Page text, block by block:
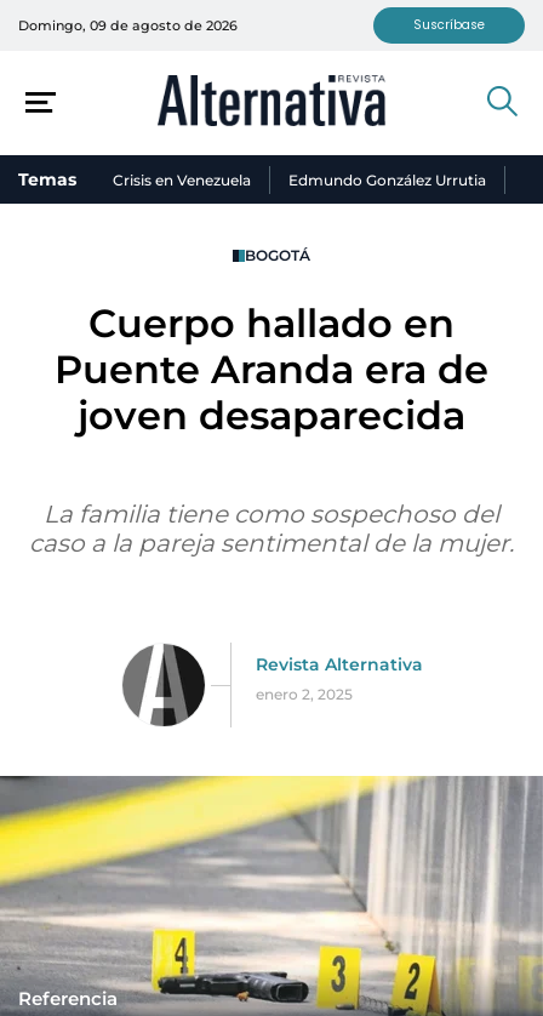
Domingo, 09 de agosto de 2026 Suscríbase
Temas Crisis en Venezuela Edmundo González Urrutia
BOGOTÁ
Cuerpo hallado en
Puente Aranda era de
joven desaparecida
La familia tiene como sospechoso del
caso a la pareja sentimental de la mujer.
Revista Alternativa
enero 2, 2025
Referencia